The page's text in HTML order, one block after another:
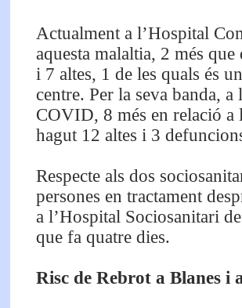
Actualment a l’Hospital
aquesta malaltia, 2 més
i 7 altes, 1 de les quals és
centre. Per la seva banda,
COVID, 8 més en relació a
hagut 12 altes i 3
Respecte als dos
persones en tractament
a l’Hospital Sociosanitari
que fa quatre dies.
Risc de Rebrot a Blanes i